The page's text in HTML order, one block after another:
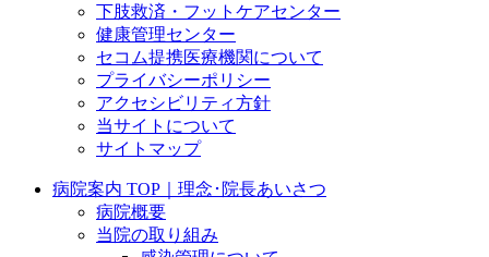
下肢救済・フットケアセンター
健康管理センター
セコム提携医療機関について
プライバシーポリシー
アクセシビリティ方針
当サイトについて
サイトマップ
病院案内 TOP｜理念･院長あいさつ
病院概要
当院の取り組み